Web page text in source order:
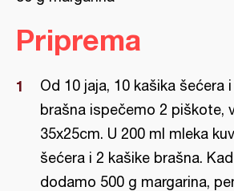
Priprema
Od 10 jaja, 10 kašika šećera
brašna ispečemo 2 piškote,
35x25cm. U 200 ml mleka
šećera i 2 kašike brašna.
dodamo 500 g margarina,